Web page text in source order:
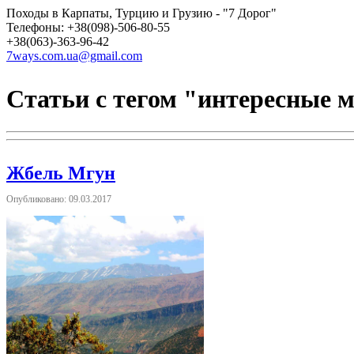
Походы в Карпаты, Турцию и Грузию - "7 Дорог"
Телефоны: +38(098)-506-80-55
+38(063)-363-96-42
7ways.com.ua@gmail.com
Статьи с тегом "интересные
Жбель Мгун
Опубликовано: 09.03.2017